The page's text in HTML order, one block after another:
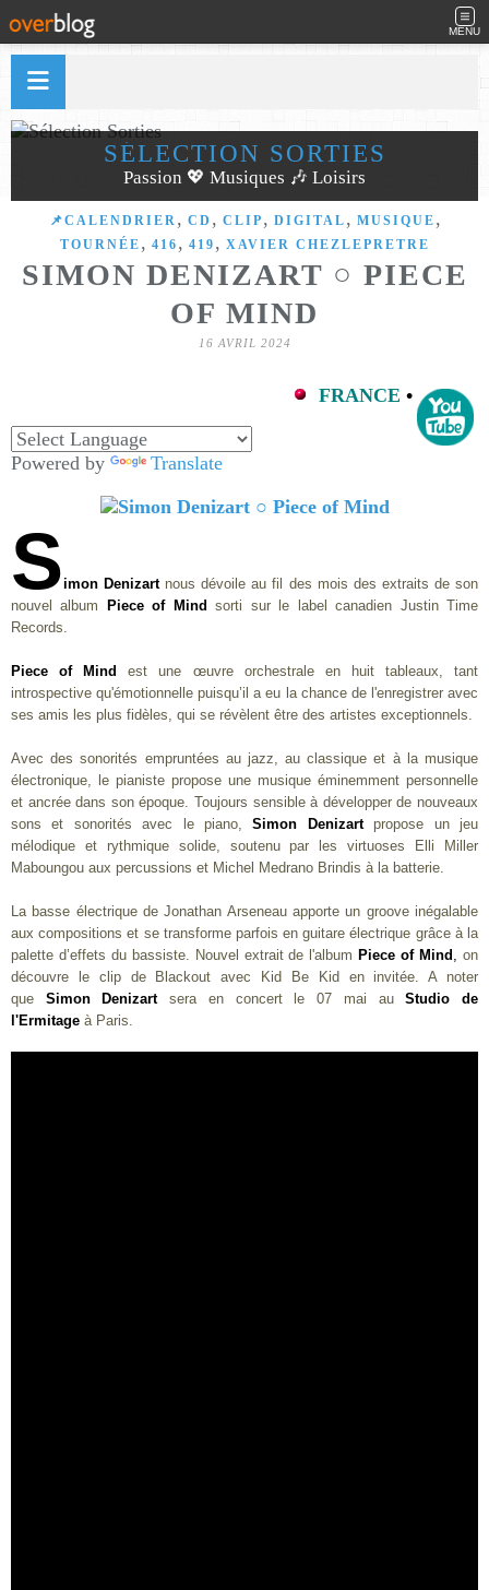
MENU
SÉLECTION SORTIES
Passion 💖 Musiques 🎶 Loisirs
​​​​​​​📌CALENDRIER , CD , CLIP , DIGITAL , MUSIQUE ,
TOURNÉE , 416 , 419 , XAVIER CHEZLEPRETRE
SIMON DENIZART ○ PIECE
OF MIND
16 AVRIL 2024
FRANCE •
Powered by Translate
Simon Denizart nous dévoile au fil des mois des extraits de son
nouvel album
Piece of Mind
sorti sur le label canadien Justin Time
Records.
Piece of Mind
est une œuvre orchestrale en huit tableaux, tant
introspective qu'émotionnelle puisqu’il a eu la chance de l'enregistrer avec
ses amis les plus fidèles, qui se révèlent être des artistes exceptionnels.
Avec des sonorités empruntées au jazz, au classique et à la musique
électronique, le pianiste propose une musique éminemment personnelle
et ancrée dans son époque. Toujours sensible à développer de nouveaux
sons et sonorités avec le piano,
Simon Denizart
propose un jeu
mélodique et rythmique solide, soutenu par les virtuoses Elli Miller
Maboungou aux percussions et Michel Medrano Brindis à la batterie.
La basse électrique de Jonathan Arseneau apporte un groove inégalable
aux compositions et se transforme parfois en guitare électrique grâce à la
palette d’effets du bassiste. Nouvel extrait de l'album Piece of Mind ,on
découvre le clip de Blackout avec Kid Be Kid en invitée. A noter
que
Simon Denizart sera en concert le 07 mai au
Studio de
l'Ermitage à Paris.